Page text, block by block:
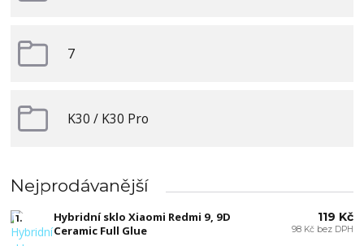
7
K30 / K30 Pro
Nejprodávanější
1.
Hybridní sklo Xiaomi Redmi 9, 9D
Ceramic Full Glue
119 Kč
98 Kč bez DPH